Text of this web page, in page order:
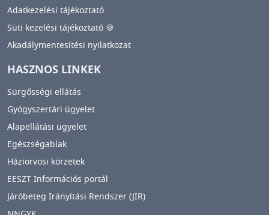
Adatkezelési tájékoztató
Süti kezelési tájékoztató 🍪
Akadálymentesítési nyilatkozat
HASZNOS LINKEK
Sürgősségi ellátás
Gyógyszertári ügyelet
Alapellátási ügyelet
Egészségablak
Háziorvosi körzetek
EESZT Információs portál
Járóbeteg Irányítási Rendszer (JIR)